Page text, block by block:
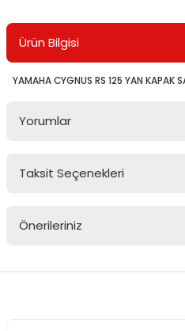
Ürün Bilgisi
YAMAHA CYGNUS RS 125 YAN KAPAK
Yorumlar
Taksit Seçenekleri
Önerileriniz